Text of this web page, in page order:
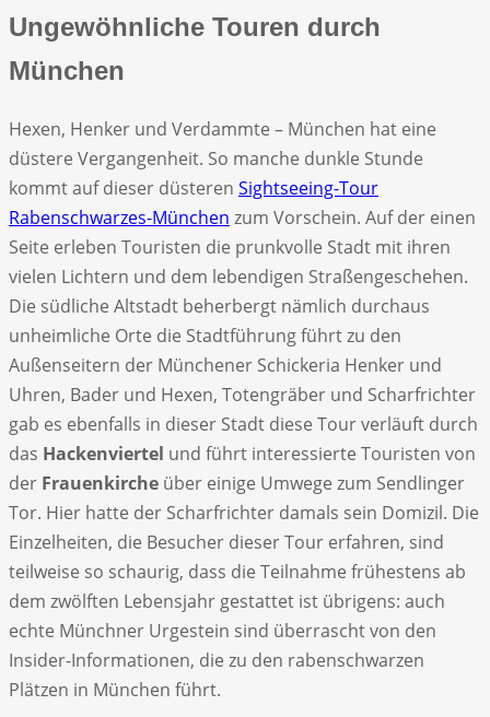
Ungewöhnliche Touren durch
München
Hexen, Henker und Verdammte – München hat eine
düstere Vergangenheit. So manche dunkle Stunde
kommt auf dieser düsteren Sightseeing-Tour
Rabenschwarzes-München zum Vorschein. Auf der einen
Seite erleben Touristen die prunkvolle Stadt mit ihren
vielen Lichtern und dem lebendigen Straßengeschehen.
Die südliche Altstadt beherbergt nämlich durchaus
unheimliche Orte die Stadtführung führt zu den
Außenseitern der Münchener Schickeria Henker und
Uhren, Bader und Hexen, Totengräber und Scharfrichter
gab es ebenfalls in dieser Stadt diese Tour verläuft durch
das Hackenviertel und führt interessierte Touristen von
der Frauenkirche über einige Umwege zum Sendlinger
Tor. Hier hatte der Scharfrichter damals sein Domizil. Die
Einzelheiten, die Besucher dieser Tour erfahren, sind
teilweise so schaurig, dass die Teilnahme frühestens ab
dem zwölften Lebensjahr gestattet ist übrigens: auch
echte Münchner Urgestein sind überrascht von den
Insider-Informationen, die zu den rabenschwarzen
Plätzen in München führt.